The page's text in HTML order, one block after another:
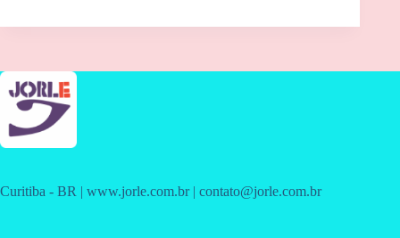
Curitiba - BR | www.jorle.com.br | contato@jorle.com.br